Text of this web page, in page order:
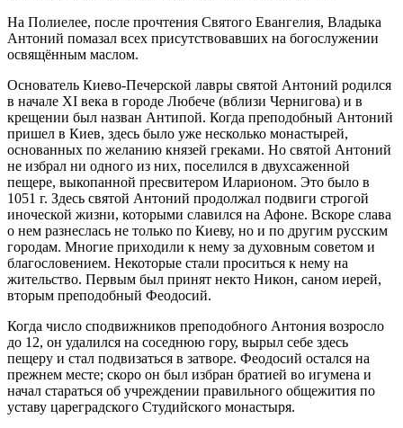
На Полиелее, после прочтения Святого Евангелия, Владыка
Антоний помазал всех присутствовавших на богослужении
освящённым маслом.
Основатель Киево-Печерской лавры святой Антоний родился
в начале XI века в городе Любече (вблизи Чернигова) и в
крещении был назван Антипой. Когда преподобный Антоний
пришел в Киев, здесь было уже несколько монастырей,
основанных по желанию князей греками. Но святой Антоний
не избрал ни одного из них, поселился в двухсаженной
пещере, выкопанной пресвитером Иларионом. Это было в
1051 г. Здесь святой Антоний продолжал подвиги строгой
иноческой жизни, которыми славился на Афоне. Вскоре слава
о нем разнеслась не только по Киеву, но и по другим русским
городам. Многие приходили к нему за духовным советом и
благословением. Некоторые стали проситься к нему на
жительство. Первым был принят некто Никон, саном иерей,
вторым преподобный Феодосий.
Когда число сподвижников преподобного Антония возросло
до 12, он удалился на соседнюю гору, вырыл себе здесь
пещеру и стал подвизаться в затворе. Феодосий остался на
прежнем месте; скоро он был избран братией во игумена и
начал стараться об учреждении правильного общежития по
уставу цареградского Студийского монастыря.